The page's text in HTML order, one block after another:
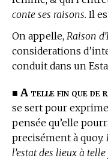
conte ses raisons. Il
On appelle, Raison
considerations
conduit dans un
■ A telle fin que de
se sert pour
pensée qu’elle
precisément à quoy.
l’estat des lieux à